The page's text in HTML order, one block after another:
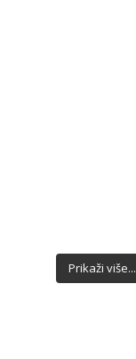
Prikaži više...